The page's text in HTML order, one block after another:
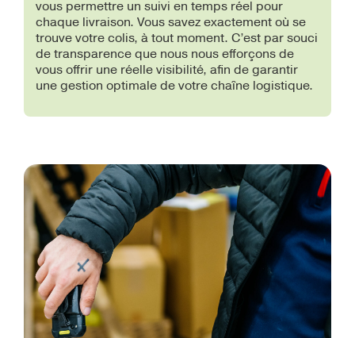
vous permettre un suivi en temps réel pour
chaque livraison. Vous savez exactement où se
trouve votre colis, à tout moment. C’est par souci
de transparence que nous nous efforçons de
vous offrir une réelle visibilité, afin de garantir
une gestion optimale de votre chaîne logistique.